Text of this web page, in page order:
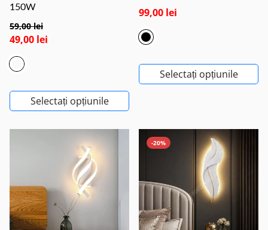
150W
59,00 lei
49,00 lei
Selectați opțiunile
99,00 lei
Selectați opțiunile
-20%